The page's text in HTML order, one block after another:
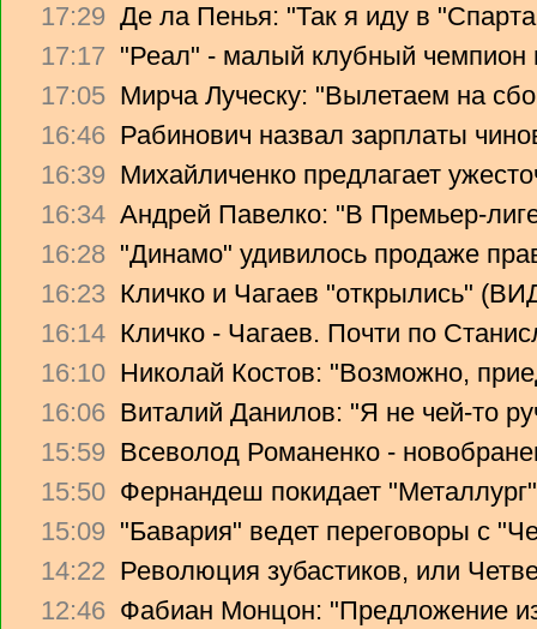
17:29 Де ла Пенья: "Так я иду в
17:17 "Реал" - малый клубный чемпион
17:05 Мирча Луческу: "Вылетаем на
16:46 Рабинович назвал зарплаты
16:39 Михайличенко предлагает
16:34 Андрей Павелко: "В Премьер-
16:28 "Динамо" удивилось продаже
16:23 Кличко и Чагаев "открылись"
16:14 Кличко - Чагаев. Почти по
16:10 Николай Костов: "Возможно,
16:06 Виталий Данилов: "Я не чей-то
15:59 Всеволод Романенко -
15:50 Фернандеш покидает "Металлург"
15:09 "Бавария" ведет переговоры с
14:22 Революция зубастиков, или
12:46 Фабиан Монцон: "Предложение